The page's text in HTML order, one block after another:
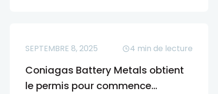
SEPTEMBRE 8, 2025 4 min de lecture
Coniagas Battery Metals obtient
le permis pour commence...